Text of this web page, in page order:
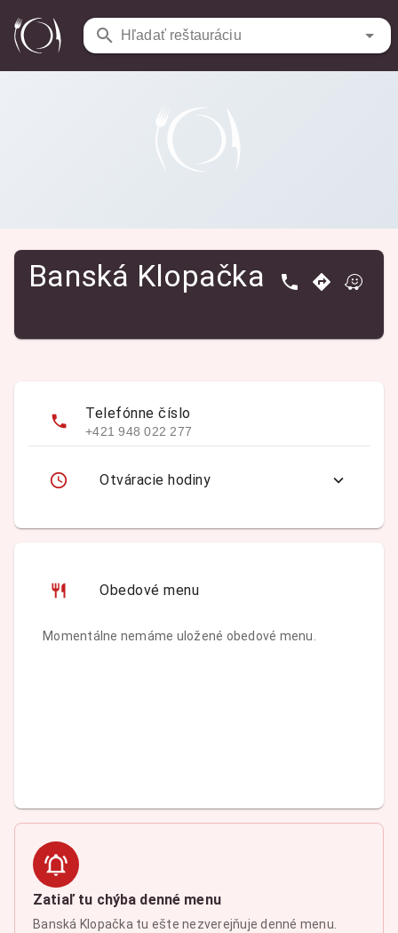
Hľadať reštauráciu
Reštaurácie / Banská Klopačka
Banská Klopačka
Telefónne číslo
+421 948 022 277
Otváracie hodiny
Obedové menu
Momentálne nemáme uložené obedové menu.
Zatiaľ tu chýba denné menu
Banská Klopačka tu ešte nezverejňuje denné menu.